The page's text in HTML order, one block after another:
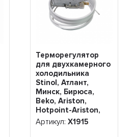
Терморегулятор
для двухкамерного
холодильника
Stinol, Атлант,
Минск, Бирюса,
Beko, Ariston,
Hotpoint-Ariston,
Beko, Indesit K56-
L1915, Х1915
Артикул: Х1915